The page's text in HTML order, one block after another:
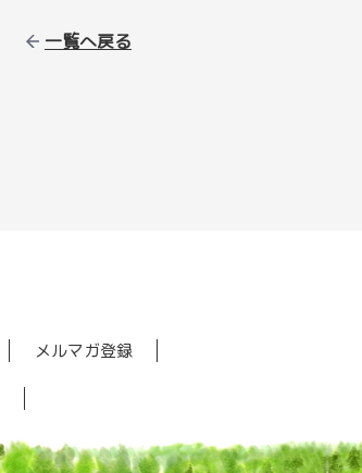
一覧へ戻る
メルマガ登録